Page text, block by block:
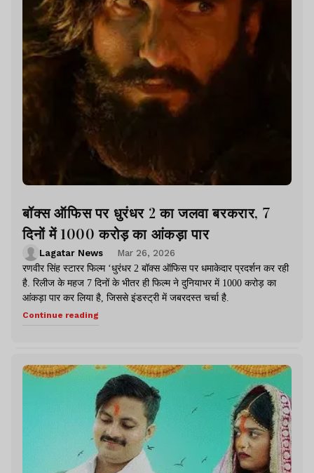
बॉक्स ऑफिस पर धुरंधर 2 का जलवा बरकरार, 7
दिनों में 1000 करोड़ का आंकड़ा पार
Lagatar News
Mar 26, 2026
रणवीर सिंह स्टारर फिल्म ‘धुरंधर 2 बॉक्स ऑफिस पर धमाकेदार प्रदर्शन कर रही
है. रिलीज के महज 7 दिनों के भीतर ही फिल्म ने दुनियाभर में 1000 करोड़ का
आंकड़ा पार कर लिया है, जिससे इंडस्ट्री में जबरदस्त चर्चा है.
Continue reading